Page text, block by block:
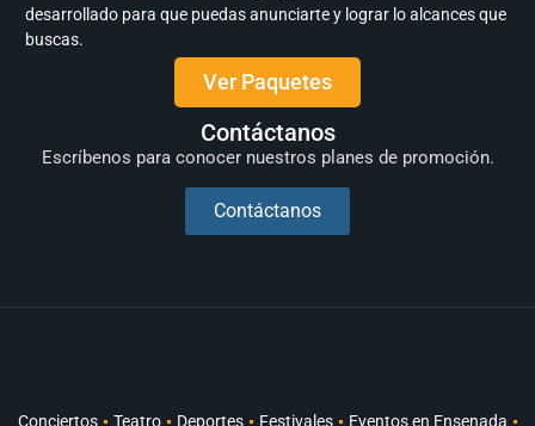
desarrollado para que puedas anunciarte y lograr lo alcances que
buscas.
Ver Paquetes
Contáctanos
Escríbenos para conocer nuestros planes de promoción.
Contáctanos
Conciertos Teatro Deportes Festivales Eventos en Ensenada